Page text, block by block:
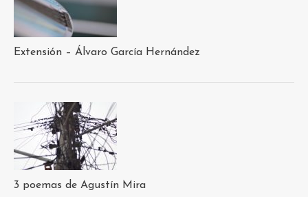
Extensión – Álvaro García Hernández
3 poemas de Agustín Mira